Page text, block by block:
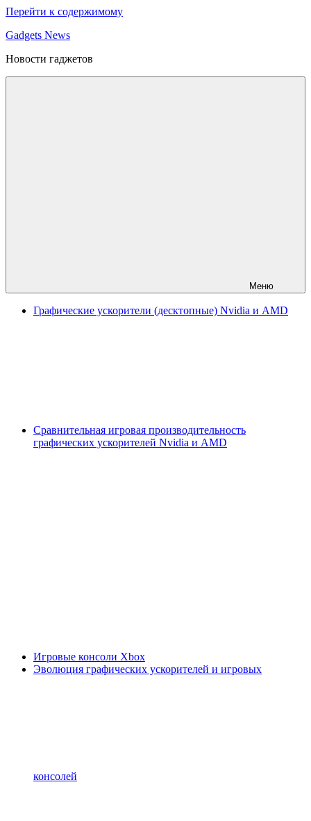
Перейти к содержимому
Gadgets News
Новости гаджетов
Меню
Графические ускорители (десктопные) Nvidia и AMD
Сравнительная игровая производительность
графических ускорителей Nvidia и AMD
Игровые консоли Xbox
Эволюция графических ускорителей и игровых
консолей